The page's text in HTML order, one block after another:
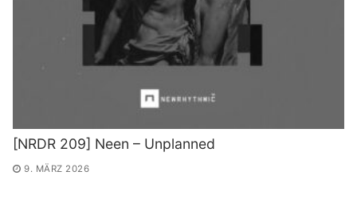
[NRDR 209] Neen – Unplanned
9. MÄRZ 2026